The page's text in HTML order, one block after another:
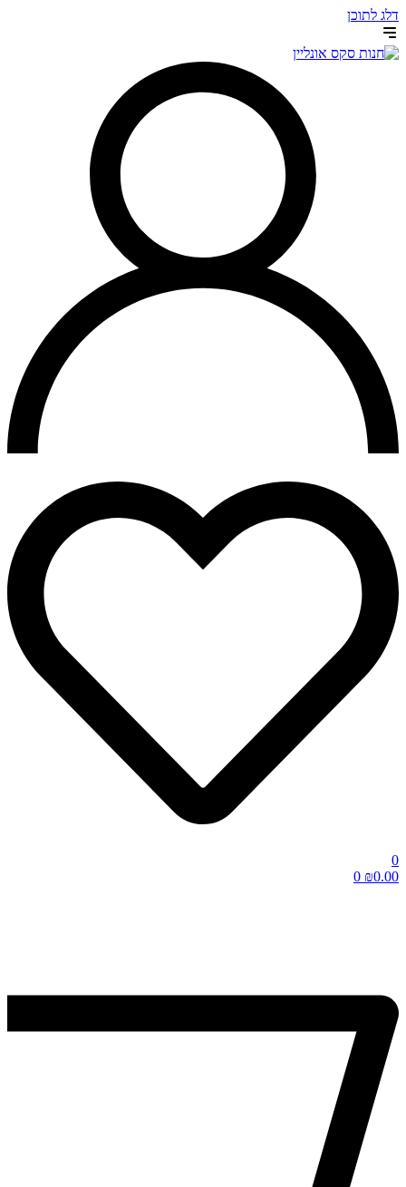
דלג לתוכן
0
₪0.00
0